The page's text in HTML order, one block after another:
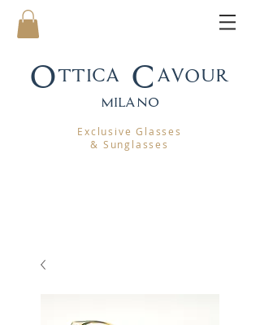
Ottica Cavour
milano
Exclusive Glasses
& Sunglasses